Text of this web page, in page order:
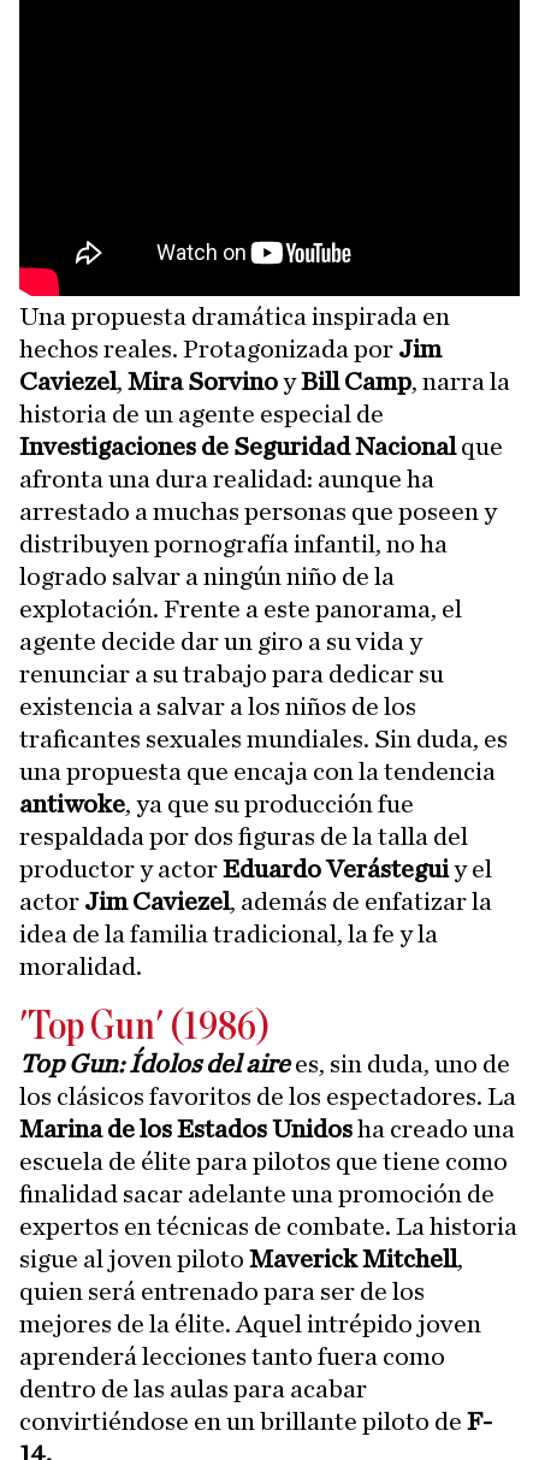
Una propuesta dramática inspirada en
hechos reales. Protagonizada por Jim
Caviezel, Mira SorvinoyBill Camp, narra la
historia de un agente especial de
Investigaciones de Seguridad Nacionalque
afronta una dura realidad: aunque ha
arrestado a muchas personas que poseen y
distribuyen pornografía infantil, no ha
logrado salvar a ningún niño de la
explotación. Frente a este panorama, el
agente decide dar un giro a su vida y
renunciar a su trabajo para dedicar su
existencia a salvar a los niños de los
traficantes sexuales mundiales. Sin duda, es
una propuesta que encaja con la tendencia
antiwoke, ya que su producción fue
respaldada por dos figuras de la talla del
productor y actorEduardo Verásteguiy el
actor Jim Caviezel, además de enfatizar la
idea de la familia tradicional, la fe y la
moralidad.
'Top Gun' (1986)
Top Gun: Ídolos del airees, sin duda, uno de
los clásicos favoritos de los espectadores. La
Marina de los Estados Unidosha creado una
escuela de élite para pilotos que tiene como
finalidad sacar adelante una promoción de
expertos en técnicas de combate. La historia
sigue al joven piloto Maverick Mitchell,
quien será entrenado para ser de los
mejores de la élite. Aquel intrépido joven
aprenderá lecciones tanto fuera como
dentro de las aulas para acabar
convirtiéndose en un brillante piloto de F-
14.